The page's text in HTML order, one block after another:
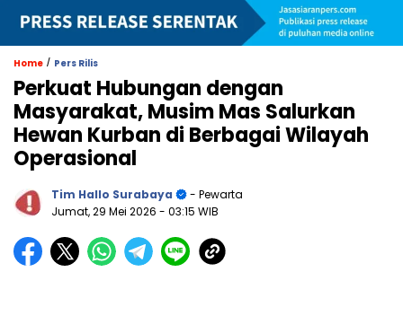
Home / Pers Rilis
Perkuat Hubungan dengan
Masyarakat, Musim Mas Salurkan
Hewan Kurban di Berbagai Wilayah
Operasional
Tim Hallo Surabaya
- Pewarta
Jumat, 29 Mei 2026 - 03:15 WIB